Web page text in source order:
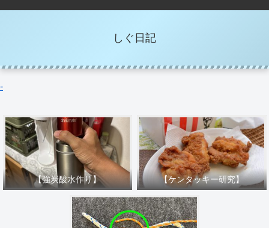
しぐ日記
-
【強炭酸水作り】 【ケンタッキー研究】